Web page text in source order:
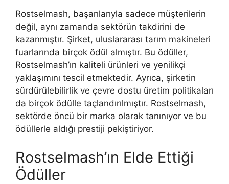
Rostselmash, başarılarıyla sadece müşterilerin
değil, aynı zamanda sektörün takdirini de
kazanmıştır. Şirket, uluslararası tarım makineleri
fuarlarında birçok ödül almıştır. Bu ödüller,
Rostselmash’ın kaliteli ürünleri ve yenilikçi
yaklaşımını tescil etmektedir. Ayrıca, şirketin
sürdürülebilirlik ve çevre dostu üretim politikaları
da birçok ödülle taçlandırılmıştır. Rostselmash,
sektörde öncü bir marka olarak tanınıyor ve bu
ödüllerle aldığı prestiji pekiştiriyor.
Rostselmash’ın Elde Ettiği
Ödüller